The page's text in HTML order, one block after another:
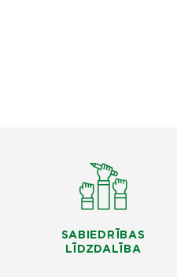
SABIEDRĪBAS
LĪDZDALĪBA